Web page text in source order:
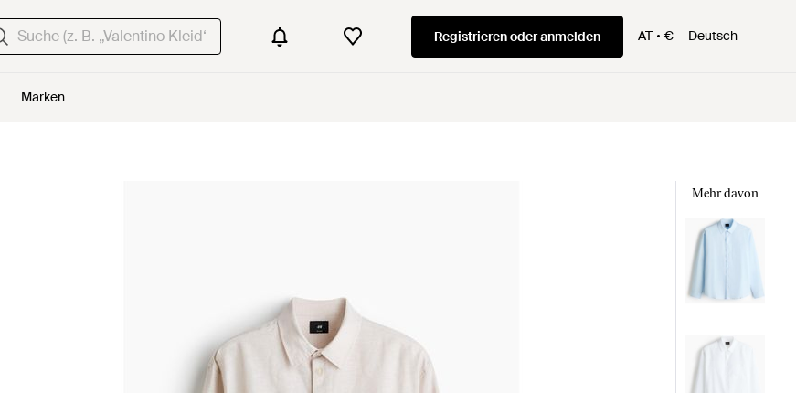
Registrieren oder anmelden AT € Deutsch
Marken
Mehr davon